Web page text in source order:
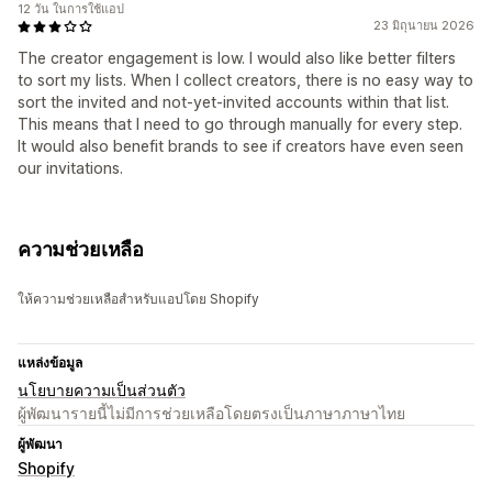
23 มิถุนายน 2026
The creator engagement is low. I would also like better filters
to sort my lists. When I collect creators, there is no easy way to
sort the invited and not-yet-invited accounts within that list.
This means that I need to go through manually for every step.
It would also benefit brands to see if creators have even seen
our invitations.
12 วัน ในการใช้แอป
ความช่วยเหลือ
ให้ความช่วยเหลือสำหรับแอปโดย Shopify
แหล่งข้อมูล
นโยบายความเป็นส่วนตัว
ผู้พัฒนารายนี้ไม่มีการช่วยเหลือโดยตรงเป็นภาษาภาษาไทย
ผู้พัฒนา
Shopify